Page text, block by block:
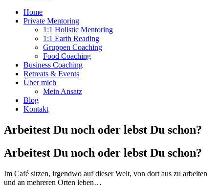
Home
Private Mentoring
1:1 Holistic Mentoring
1:1 Earth Reading
Gruppen Coaching
Food Coaching
Business Coaching
Retreats & Events
Über mich
Mein Ansatz
Blog
Kontakt
Arbeitest Du noch oder lebst Du schon?
Arbeitest Du noch oder lebst Du schon?
Im Café sitzen, irgendwo auf dieser Welt, von dort aus zu arbeiten
und an mehreren Orten leben…